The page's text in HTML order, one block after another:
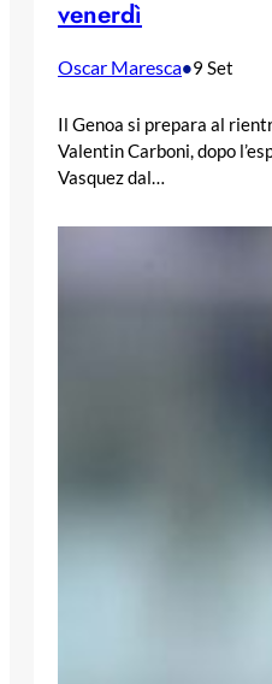
venerdì
Oscar Maresca•9 Set
Il Genoa si prepara al
Valentin Carboni, dopo
Vasquez dal…